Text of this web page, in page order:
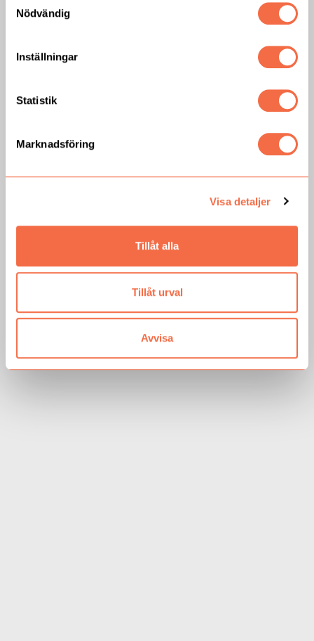
Nödvändig
Inställningar
Statistik
Marknadsföring
Visa detaljer
Tillåt alla
Tillåt urval
Avvisa